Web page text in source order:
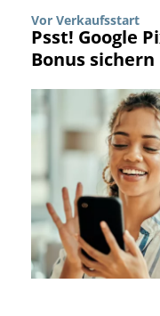
Vor Verkaufsstart
Psst! Google
Bonus sichern